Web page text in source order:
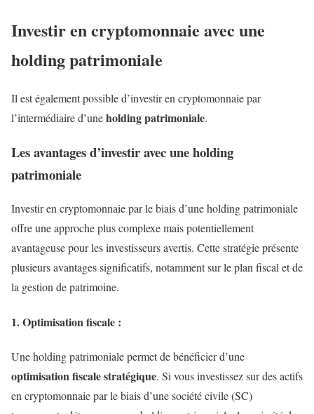
Investir en cryptomonnaie avec une
holding patrimoniale
Il est également possible d’investir en cryptomonnaie par
l’intermédiaire d’uneholding patrimoniale.
Les avantages d’investir avec une holding
patrimoniale
Investir en cryptomonnaie par le biais d’une holding patrimoniale
offre une approche plus complexe mais potentiellement
avantageuse pour les investisseurs avertis. Cette stratégie présente
plusieurs avantages significatifs, notamment sur le plan fiscal et de
la gestion de patrimoine.
1. Optimisation fiscale :
Une holding patrimoniale permet de bénéficier d’une
optimisation fiscale stratégique. Si vous investissez sur des actifs
en cryptomonnaie par le biais d’une société civile (SC)